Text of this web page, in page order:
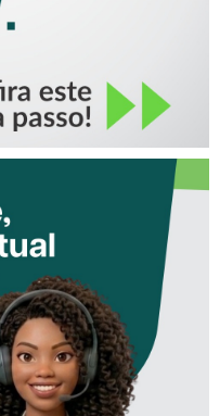
‘ALINE’,
DO
7